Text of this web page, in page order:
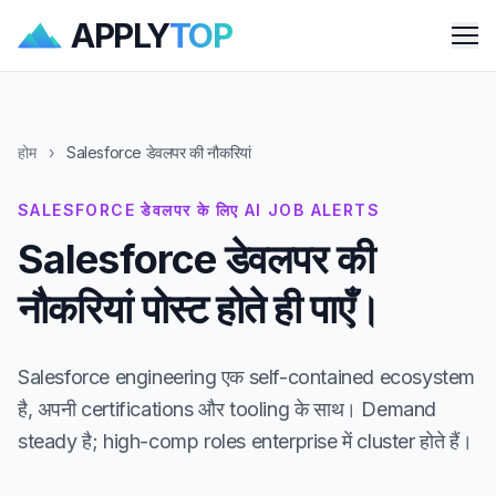
APPLYTOP
होम › Salesforce डेवलपर की नौकरियां
SALESFORCE डेवलपर के लिए AI JOB ALERTS
Salesforce डेवलपर की
नौकरियां पोस्ट होते ही पाएँ।
Salesforce engineering एक self-contained ecosystem
है, अपनी certifications और tooling के साथ। Demand
steady है; high-comp roles enterprise में cluster होते हैं।